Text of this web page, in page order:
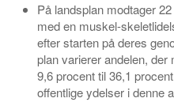
På landsplan modtager
med en muskel-
efter starten på deres
plan varierer andelen, der
9,6 procent til 36,1
offentlige ydelser i denne